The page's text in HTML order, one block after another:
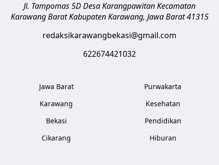
Jl. Tampomas 5D Desa Karangpawitan Kecamatan
Karawang Barat Kabupaten Karawang, Jawa Barat 41315
redaksikarawangbekasi@gmail.com
622674421032
Jawa Barat
Karawang
Bekasi
Cikarang
Purwakarta
Kesehatan
Pendidikan
Hiburan